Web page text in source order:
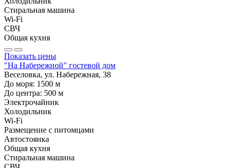
Стиральная машина
Wi-Fi
СВЧ
Общая кухня
Показать цены
"На Набережной" гостевой дом
Веселовка, ул. Набережная, 38
До моря: 1500 м
До центра: 500 м
Электрочайник
Холодильник
Wi-Fi
Размещение с питомцами
Автостоянка
Общая кухня
Стиральная машина